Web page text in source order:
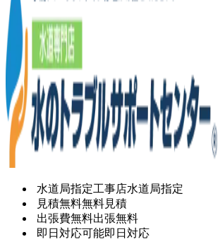
水道局指定工事店水道局指定
見積無料無料見積
出張費無料出張無料
即日対応可能即日対応